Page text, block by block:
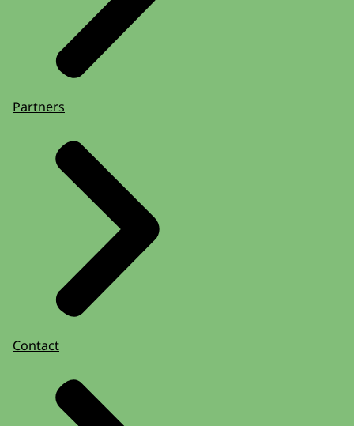
Partners
Contact